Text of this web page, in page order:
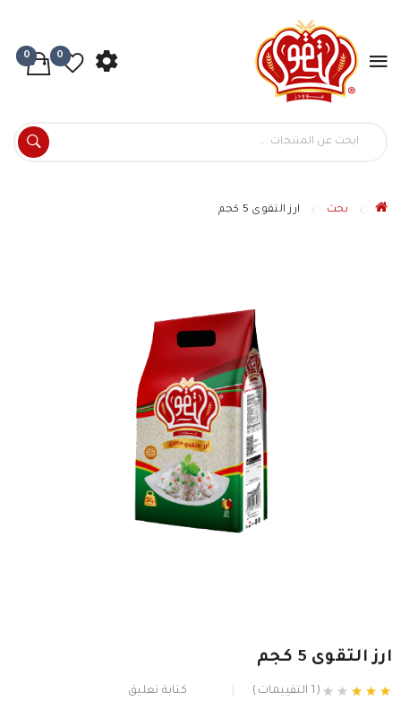
0
0
بحث ارز التقوى 5 كجم
ارز التقوى 5 كجم
(1 التقييمات) كتابة تعليق